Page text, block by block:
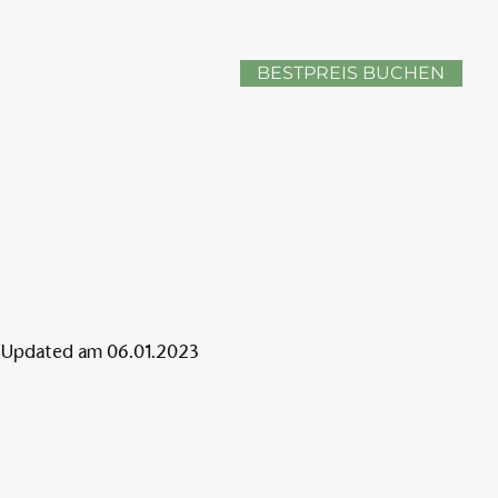
BESTPREIS BUCHEN
Updated am 06.01.2023